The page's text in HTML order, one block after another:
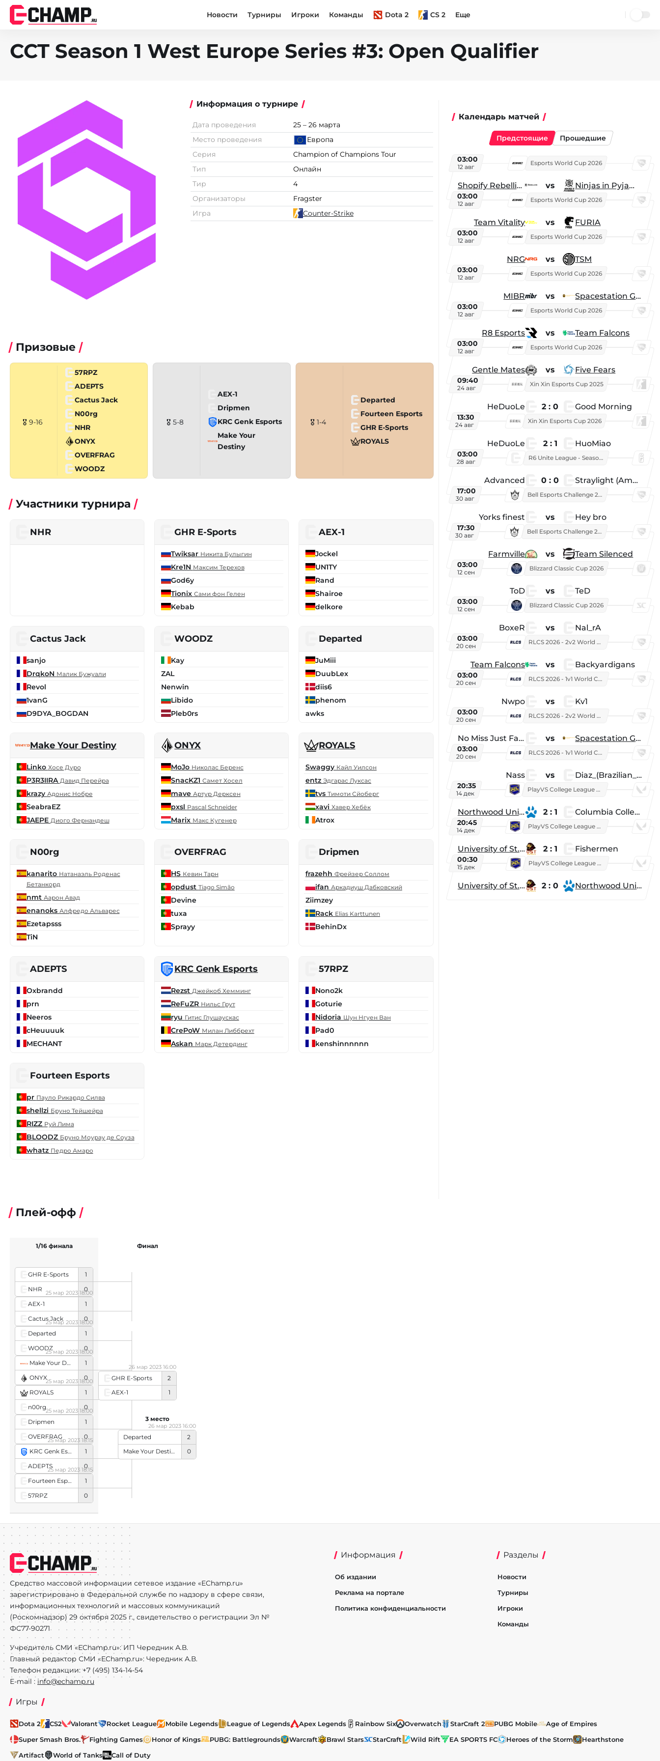
Новости Турниры Игроки Команды Dota 2 CS 2 Еще
CCT Season 1 West Europe Series #3: Open Qualifier
Информация о турнире
Дата проведения
25 – 26 марта
Место проведения
Европа
Серия
Champion of Champions Tour
Тип
Онлайн
Тир
4
Организаторы
Fragster
Игра
Counter-Strike
Призовые
🎖 9-16
57RPZ
ADEPTS
Cactus Jack
N00rg
NHR
ONYX
OVERFRAG
WOODZ
🎖 5-8
AEX-1
Dripmen
KRC Genk Esports
Make Your
Destiny
🎖 1-4
Departed
Fourteen Esports
GHR E-Sports
ROYALS
Участники турнира
NHR GHR E-Sports
Twiksar Никита Булыгин
Kre1N Максим Терехов
God6y
Tionix Сами фон Гелен
Kebab
AEX-1
Jockel
UN1TY
Rand
Shairoe
delkore
Cactus Jack
sanjo
DrqkoN Малик Бужуали
Revol
1vanG
D9DYA_BOGDAN
WOODZ
Kay
ZAL
Nenwin
Libido
Pleb0rs
Departed
JuMiii
DuubLex
diis6
phenom
awks
Make Your Destiny
Linko Хосе Дуро
P3R3IIRA Давид Перейра
krazy Адонис Нобре
SeabraEZ
JAEPE Диого Фернандеш
ONYX
MoJo Николас Беренс
SnacKZ1 Самет Хосел
mave Артур Дерксен
pxsl Pascal Schneider
Marix Макс Кугенер
ROYALS
Swaggy Кайл Уилсон
entz Эдгарас Луксас
tvs Тимоти Сйоберг
xavi Хавер Хебёк
Atrox
N00rg
kanarito Натанаэль Роденас
Бетанкорд
nmt Аарон Авад
enanoks Алфредо Альварес
Ezetapsss
TiN
OVERFRAG
HS Кевин Тарн
opdust Tiago Simão
Devine
tuxa
Sprayy
Dripmen
frazehh Фрейзер Соллом
ifan Аркадиуш Дабковский
Ziimzey
Rack Elias Karttunen
BehinDx
ADEPTS
Oxbrandd
prn
Neeros
cHeuuuuk
MECHANT
KRC Genk Esports
Rezst Джейкоб Хемминг
ReFuZR Нильс Грут
ryu Гитис Глушаускас
CrePoW Милан Либбрехт
Askan Марк Детердинг
57RPZ
Nono2k
Goturie
Nidoria Шун Нгуен Ван
Pad0
kenshinnnnnn
Fourteen Esports
pr Пауло Рикардо Силва
shellzi Бруно Тейшейра
RIZZ Руй Лима
BLOODZ Бруно Моурау де Соуза
whatz Педро Амаро
Календарь матчей
Предстоящие Прошедшие
03:00
12 авг
Esports World Cup 2026
Shopify Rebellion vs Ninjas in Pyjamas
03:00
12 авг
Esports World Cup 2026
Team Vitality vs FURIA
03:00
12 авг
Esports World Cup 2026
NRG vs TSM
03:00
12 авг
Esports World Cup 2026
MIBR vs Spacestation Gaming
03:00
12 авг
Esports World Cup 2026
R8 Esports vs Team Falcons
03:00
12 авг
Esports World Cup 2026
Gentle Mates vs Five Fears
09:40
24 авг
Xin Xin Esports Cup 2025
HeDuoLe 2 : 0 Good Morning
13:30
24 авг
Xin Xin Esports Cup 2026
HeDuoLe 2 : 1 HuoMiao
03:00
28 авг
R6 Unite League - Season 1
Advanced 0 : 0 Straylight (American team)
17:00
30 авг
Bell Esports Challenge 2026
Yorks finest vs Hey bro
17:30
30 авг
Bell Esports Challenge 2026
Farmville vs Team Silenced
03:00
12 сен
Blizzard Classic Cup 2026
ToD vs TeD
03:00
12 сен
Blizzard Classic Cup 2026
BoxeR vs Nal_rA
03:00
20 сен
RLCS 2026 - 2v2 World Championship
Team Falcons vs Backyardigans
03:00
20 сен
RLCS 2026 - 1v1 World Championship
Nwpo vs Kv1
03:00
20 сен
RLCS 2026 - 2v2 World Championship
No Miss Just Fake vs Spacestation Gaming
03:00
20 сен
RLCS 2026 - 1v1 World Championship
Nass vs Diaz_(Brazilian_Player)
20:35
14 дек
PlayVS College League 2025: Fall
Northwood University 2 : 1 Columbia College
20:45
14 дек
PlayVS College League 2025: Fall
University of St. Thomas 2 : 1 Fishermen
00:30
15 дек
PlayVS College League 2025: Fall
University of St. Thomas 2 : 0 Northwood University
Плей-офф
GHR E-Sports
1
NHR
0
AEX-1
1
Cactus Jack
0
25 мар 2023 18:00
Departed
1
WOODZ
0
25 мар 2023 18:00
Make Your Destiny
1
ONYX
0
25 мар 2023 18:00
ROYALS
1
n00rg
0
25 мар 2023 18:00
Dripmen
1
OVERFRAG
0
25 мар 2023 18:00
KRC Genk Esports
1
ADEPTS
0
25 мар 2023 18:15
Fourteen Esports
1
57RPZ
0
25 мар 2023 18:15
1/16 финала
GHR E-Sports
2
AEX-1
1
26 мар 2023 16:00
Финал
Departed
2
Make Your Destiny
0
26 мар 2023 16:00
3 место
Средство массовой информации сетевое издание «EChamp.ru»
зарегистрировано в Федеральной службе по надзору в сфере связи,
информационных технологий и массовых коммуникаций
(Роскомнадзор) 29 октября 2025 г., свидетельство о регистрации Эл №
ФС77-90271
Учредитель СМИ «EChamp.ru»: ИП Чередник А.В.
Главный редактор СМИ «EChamp.ru»: Чередник А.В.
Телефон редакции: +7 (495) 134-14-54
E-mail : info@echamp.ru
Информация
Об издании
Реклама на портале
Политика конфиденциальности
Разделы
Новости
Турниры
Игроки
Команды
Игры
Dota 2 CS2 Valorant Rocket League Mobile Legends League of Legends Apex Legends Rainbow Six Overwatch StarCraft 2 PUBG Mobile
Age of Empires
Super Smash Bros.
Fighting Games Honor of Kings PUBG: Battlegrounds Warcraft Brawl Stars StarCraft Wild Rift EA SPORTS FC Heroes of the Storm
Hearthstone
Artifact
World of Tanks Call of Duty